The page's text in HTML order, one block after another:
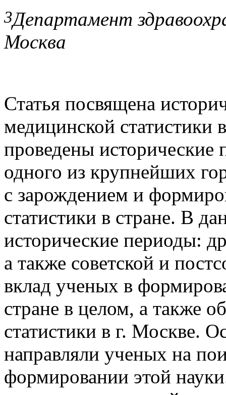
3Департамент
Москва
Статья посвящена
медицинской
проведены исторические
одного из крупнейших
с зарождением и
статистики в стране. В
исторические периоды:
а также советской и
вклад ученых в
стране в целом, а также
статистики в г. Москве.
направляли ученых на
формировании этой